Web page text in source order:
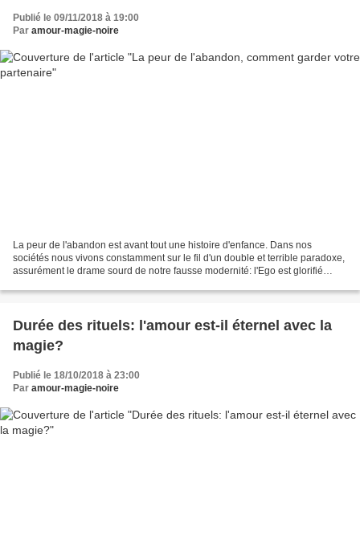
Publié le 09/11/2018 à 19:00
Par amour-magie-noire
La peur de l'abandon est avant tout une histoire d'enfance. Dans nos
sociétés nous vivons constamment sur le fil d'un double et terrible paradoxe,
assurément le drame sourd de notre fausse modernité: l'Ego est glorifié
Durée des rituels: l'amour est-il éternel avec la
magie?
Publié le 18/10/2018 à 23:00
Par amour-magie-noire